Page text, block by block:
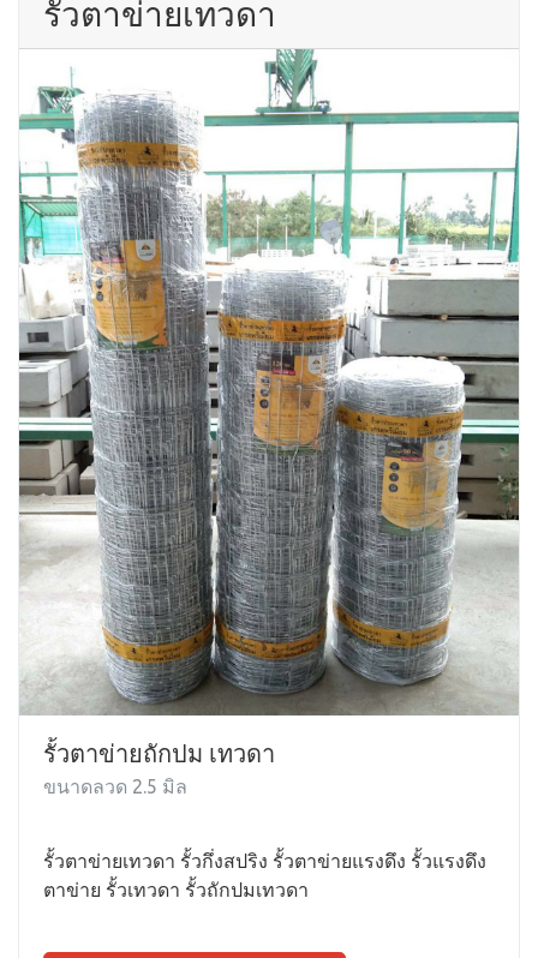
รั้วตาข่ายเทวดา
รั้วตาข่ายถักปม เทวดา
ขนาดลวด 2.5 มิล
รั้วตาข่ายเทวดา รั้วกึ่งสปริง รั้วตาข่ายแรงดึง รั้วแรงดึง
ตาข่าย รั้วเทวดา รั้วถักปมเทวดา